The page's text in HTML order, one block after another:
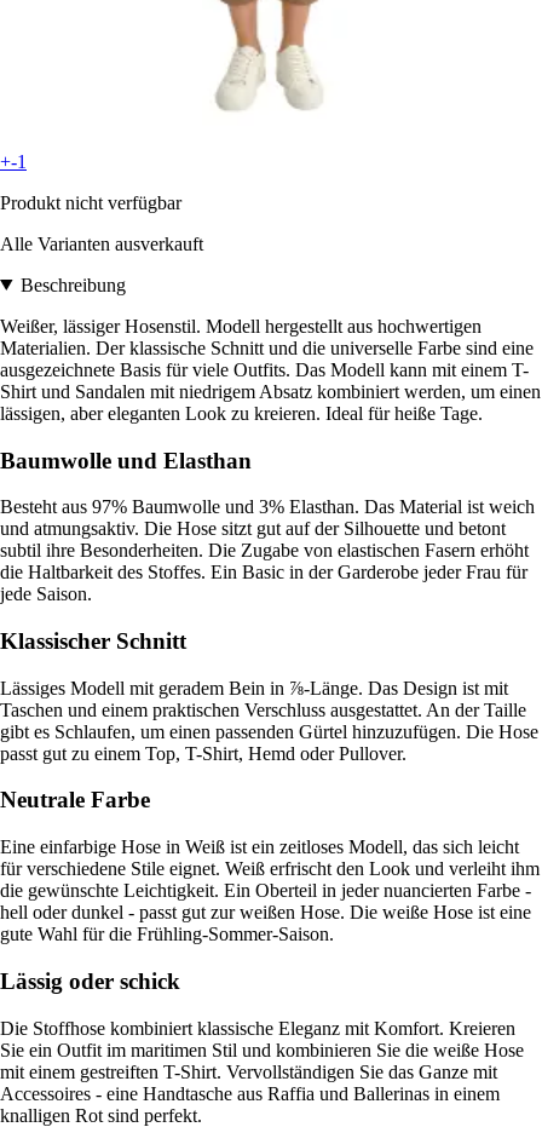
+-1
Produkt nicht verfügbar
Alle Varianten ausverkauft
Beschreibung
Weißer, lässiger Hosenstil. Modell hergestellt aus hochwertigen
Materialien. Der klassische Schnitt und die universelle Farbe sind eine
ausgezeichnete Basis für viele Outfits. Das Modell kann mit einem T-
Shirt und Sandalen mit niedrigem Absatz kombiniert werden, um einen
lässigen, aber eleganten Look zu kreieren. Ideal für heiße Tage.
Baumwolle und Elasthan
Besteht aus 97% Baumwolle und 3% Elasthan. Das Material ist weich
und atmungsaktiv. Die Hose sitzt gut auf der Silhouette und betont
subtil ihre Besonderheiten. Die Zugabe von elastischen Fasern erhöht
die Haltbarkeit des Stoffes. Ein Basic in der Garderobe jeder Frau für
jede Saison.
Klassischer Schnitt
Lässiges Modell mit geradem Bein in ⅞-Länge. Das Design ist mit
Taschen und einem praktischen Verschluss ausgestattet. An der Taille
gibt es Schlaufen, um einen passenden Gürtel hinzuzufügen. Die Hose
passt gut zu einem Top, T-Shirt, Hemd oder Pullover.
Neutrale Farbe
Eine einfarbige Hose in Weiß ist ein zeitloses Modell, das sich leicht
für verschiedene Stile eignet. Weiß erfrischt den Look und verleiht ihm
die gewünschte Leichtigkeit. Ein Oberteil in jeder nuancierten Farbe -
hell oder dunkel - passt gut zur weißen Hose. Die weiße Hose ist eine
gute Wahl für die Frühling-Sommer-Saison.
Lässig oder schick
Die Stoffhose kombiniert klassische Eleganz mit Komfort. Kreieren
Sie ein Outfit im maritimen Stil und kombinieren Sie die weiße Hose
mit einem gestreiften T-Shirt. Vervollständigen Sie das Ganze mit
Accessoires - eine Handtasche aus Raffia und Ballerinas in einem
knalligen Rot sind perfekt.